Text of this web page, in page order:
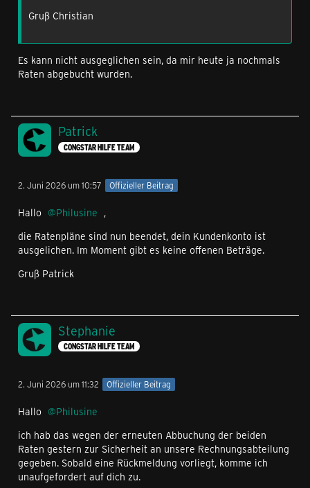
Gruß Christian
Es kann nicht ausgeglichen sein, da mir heute ja nochmals
Raten abgebucht wurden.
Patrick
CONGSTAR HILFE TEAM
2. Juni 2026 um 10:57 Offizieller Beitrag
Hallo Philusine ,
die Ratenpläne sind nun beendet, dein Kundenkonto ist
ausgelichen. Im Moment gibt es keine offenen Beträge.
Gruß Patrick
Stephanie
CONGSTAR HILFE TEAM
2. Juni 2026 um 11:32 Offizieller Beitrag
Hallo
Philusine
ich hab das wegen der erneuten Abbuchung der beiden
Raten gestern zur Sicherheit an unsere Rechnungsabteilung
gegeben. Sobald eine Rückmeldung vorliegt, komme ich
unaufgefordert auf dich zu.